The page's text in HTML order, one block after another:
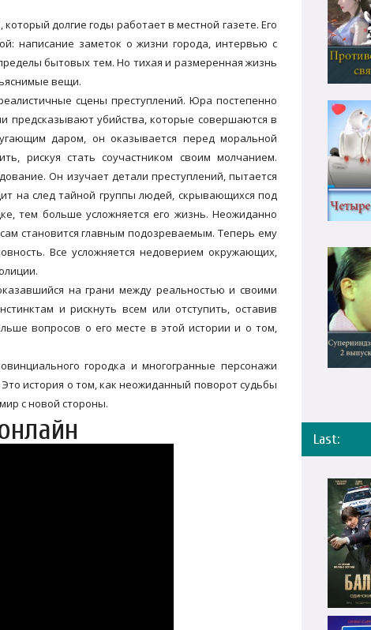
долгие годы работает в местной газете. Его
написание заметок о жизни города, интервью с
бытовых тем. Но тихая и размеренная жизнь
вещи.
сцены преступлений. Юра постепенно
предсказывают убийства, которые совершаются в
даром, он оказывается перед моральной
рискуя стать соучастником своим молчанием.
Он изучает детали преступлений, пытается
на след тайной группы людей, скрывающихся под
тем больше усложняется его жизнь. Неожиданно
становится главным подозреваемым. Теперь ему
Все усложняется недоверием окружающих,
на грани между реальностью и своими
и рискнуть всем или отступить, оставив
вопросов о его месте в этой истории и о том,
городка и многогранные персонажи
история о том, как неожиданный поворот судьбы
с новой стороны.
Last: